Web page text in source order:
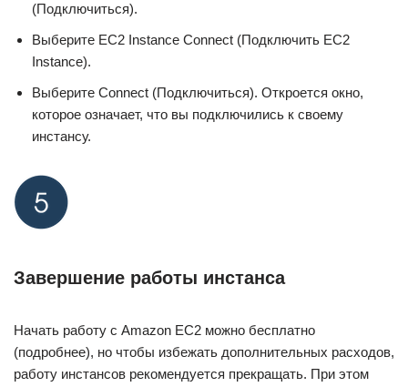
(Подключиться).
Выберите EC2 Instance Connect (Подключить EC2
Instance).
Выберите Connect (Подключиться). Откроется окно,
которое означает, что вы подключились к своему
инстансу.
Завершение работы инстанса
Начать работу с Amazon EC2 можно бесплатно
(подробнее), но чтобы избежать дополнительных расходов,
работу инстансов рекомендуется прекращать. При этом